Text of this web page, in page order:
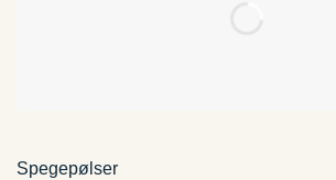
Spegepølser